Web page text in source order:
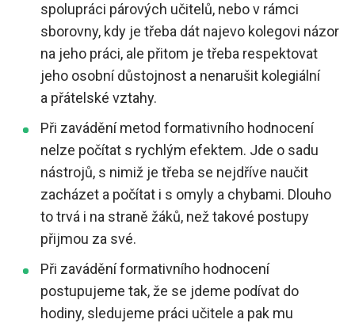
spolupráci párových učitelů, nebo v rámci
sborovny, kdy je třeba dát najevo kolegovi názor
na jeho práci, ale přitom je třeba respektovat
jeho osobní důstojnost a nenarušit kolegiální
a přátelské vztahy.
Při zavádění metod formativního hodnocení
nelze počítat s rychlým efektem. Jde o sadu
nástrojů, s nimiž je třeba se nejdříve naučit
zacházet a počítat i s omyly a chybami. Dlouho
to trvá i na straně žáků, než takové postupy
přijmou za své.
Při zavádění formativního hodnocení
postupujeme tak, že se jdeme podívat do
hodiny, sledujeme práci učitele a pak mu